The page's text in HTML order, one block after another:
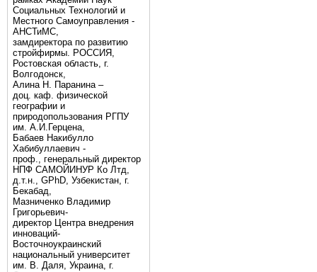
Социальных Технологий и
Местного Самоуправления -
АНСТиМС,
замдиректора по развитию
стройфирмы. РОССИЯ,
Ростовская область, г.
Волгодонск,
Алина Н. Паранина –
доц. каф. физической
географии и
природопользования РГПУ
им. А.И.Герцена,
Бабаев Накибулло
Хабибуллаевич -
проф., генеральный директор
НПФ САМОЙИНУР Ко Лтд,
д.т.н., GPhD, Узбекистан, г.
Бекабад,
Мазниченко Владимир
Григорьевич-
директор Центра внедрения
инноваций-
Восточноукраинский
национальный университет
им. В. Даля, Украина, г.